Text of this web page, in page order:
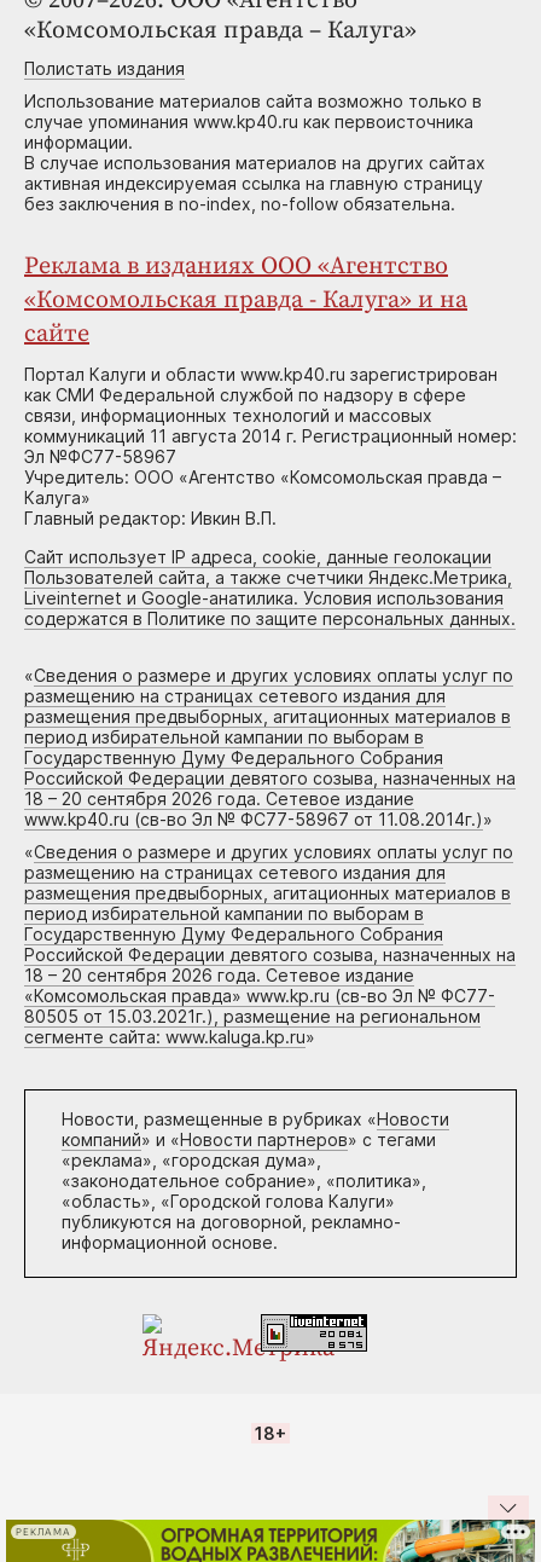
«Комсомольская правда – Калуга»
Полистать издания
Использование материалов сайта возможно только в
случае упоминания www.kp40.ru как первоисточника
информации.
В случае использования материалов на других сайтах
активная индексируемая ссылка на главную страницу
без заключения в no-index, no-follow обязательна.
Реклама в изданиях ООО «Агентство
«Комсомольская правда - Калуга» и на
сайте
Портал Калуги и области www.kp40.ru зарегистрирован
как СМИ Федеральной службой по надзору в сфере
связи, информационных технологий и массовых
коммуникаций 11 августа 2014 г. Регистрационный номер:
Эл №ФС77-58967
Учредитель: ООО «Агентство «Комсомольская правда –
Калуга»
Главный редактор: Ивкин В.П.
Сайт использует IP адреса, cookie, данные геолокации
Пользователей сайта, а также счетчики Яндекс.Метрика,
Liveinternet и Google-анатилика. Условия использования
содержатся в Политике по защите персональных данных.
«Сведения о размере и других условиях оплаты услуг по
размещению на страницах сетевого издания для
размещения предвыборных, агитационных материалов в
период избирательной кампании по выборам в
Государственную Думу Федерального Собрания
Российской Федерации девятого созыва, назначенных на
18 – 20 сентября 2026 года. Сетевое издание
www.kp40.ru (св-во Эл № ФС77-58967 от 11.08.2014г.)»
«Сведения о размере и других условиях оплаты услуг по
размещению на страницах сетевого издания для
размещения предвыборных, агитационных материалов в
период избирательной кампании по выборам в
Государственную Думу Федерального Собрания
Российской Федерации девятого созыва, назначенных на
18 – 20 сентября 2026 года. Сетевое издание
«Комсомольская правда» www.kp.ru (св-во Эл № ФС77-
80505 от 15.03.2021г.), размещение на региональном
сегменте сайта: www.kaluga.kp.ru»
Новости, размещенные в рубриках «Новости
компаний» и «Новости партнеров» с тегами
«реклама», «городская дума»,
«законодательное собрание», «политика»,
«область», «Городской голова Калуги»
публикуются на договорной, рекламно-
информационной основе.
18+
РЕКЛАМА